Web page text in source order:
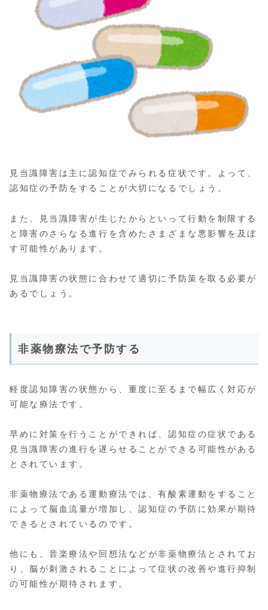
見当識障害は主に認知症でみられる症状です。よって、
認知症の予防をすることが大切になるでしょう。
また、見当識障害が生じたからといって行動を制限する
と障害のさらなる進行を含めたさまざまな悪影響を及ぼ
す可能性があります。
見当識障害の状態に合わせて適切に予防策を取る必要が
あるでしょう。
非薬物療法で予防する
軽度認知障害の状態から、重度に至るまで幅広く対応が
可能な療法です。
早めに対策を行うことができれば、認知症の症状である
見当識障害の進行を遅らせることができる可能性がある
とされています。
非薬物療法である運動療法では、有酸素運動をすること
によって脳血流量が増加し、認知症の予防に効果が期待
できるとされているのです。
他にも、音楽療法や回想法などが非薬物療法とされてお
り、脳が刺激されることによって症状の改善や進行抑制
の可能性が期待されます。